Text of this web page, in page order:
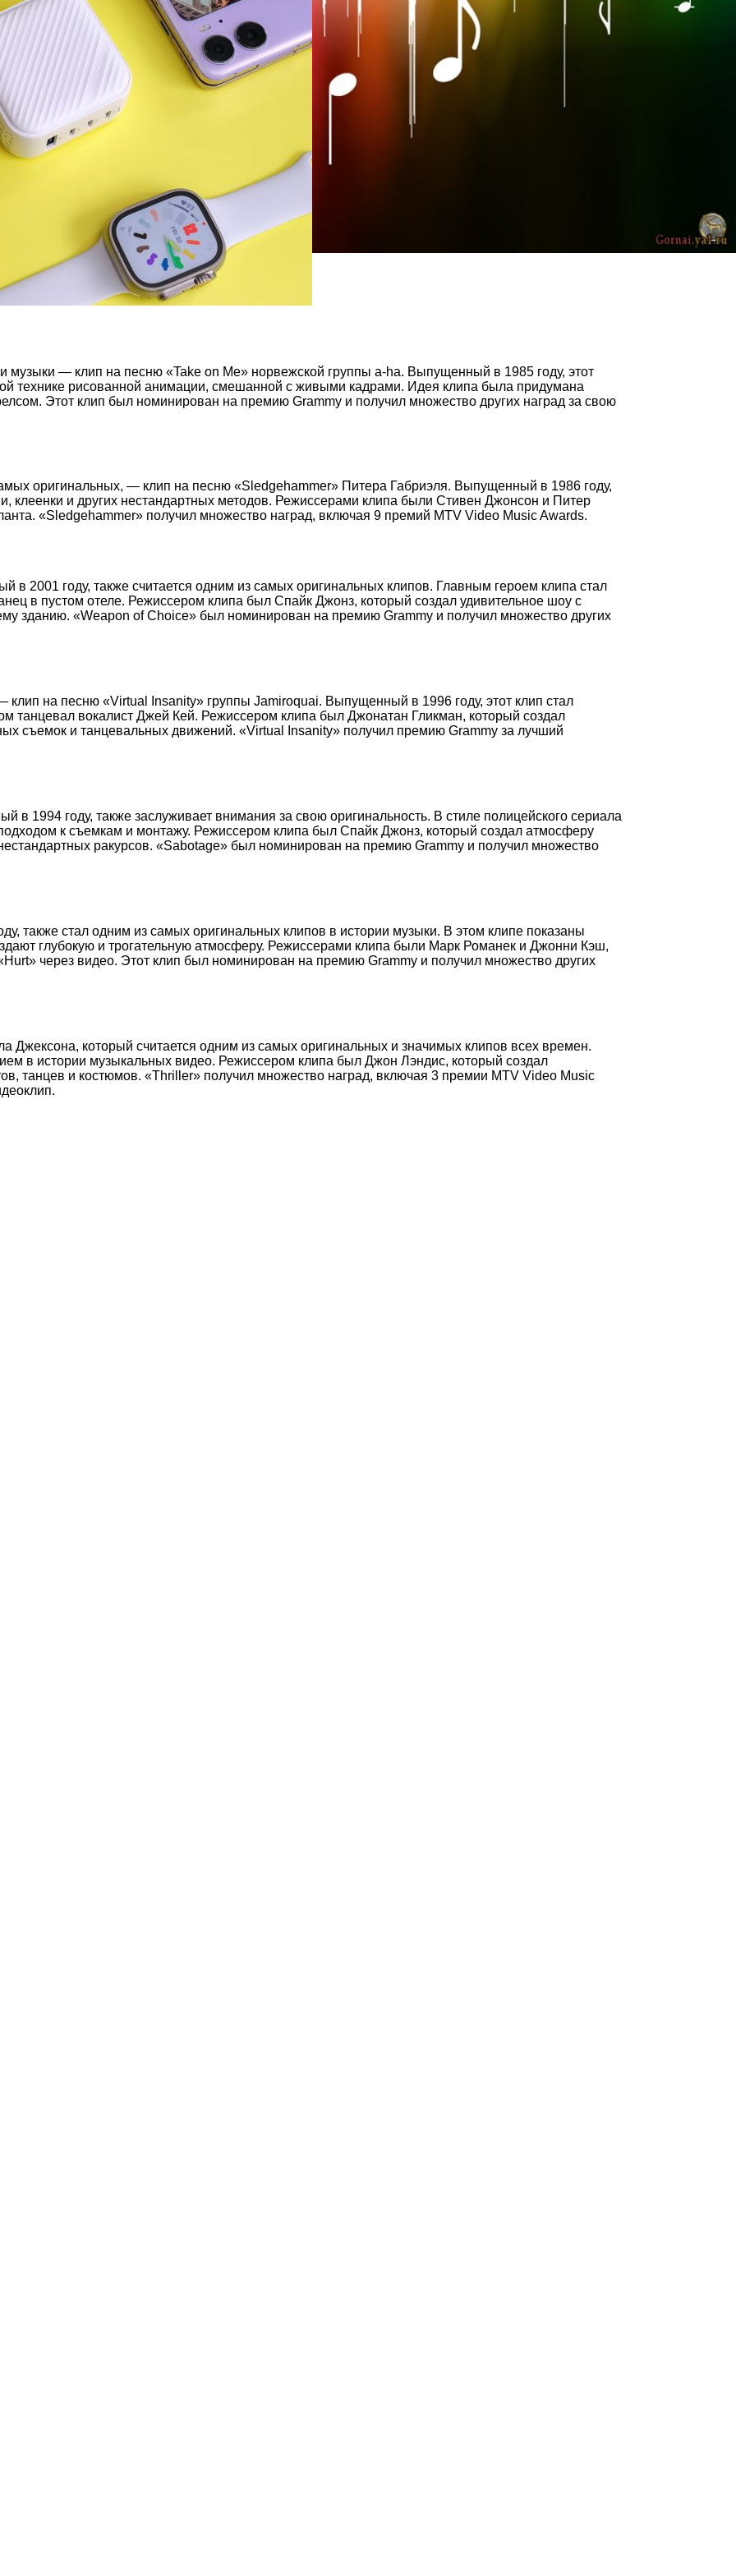
музыки — клип на песню «Take on Me» норвежской группы a-ha. Выпущенный в 1985 году, этот
технике рисованной анимации, смешанной с живыми кадрами. Идея клипа была придумана
Этот клип был номинирован на премию Grammy и получил множество других наград за свою
оригинальных, — клип на песню «Sledgehammer» Питера Габриэля. Выпущенный в 1986 году,
клеенки и других нестандартных методов. Режиссерами клипа были Стивен Джонсон и Питер
«Sledgehammer» получил множество наград, включая 9 премий MTV Video Music Awards.
2001 году, также считается одним из самых оригинальных клипов. Главным героем клипа стал
в пустом отеле. Режиссером клипа был Спайк Джонз, который создал удивительное шоу с
зданию. «Weapon of Choice» был номинирован на премию Grammy и получил множество других
на песню «Virtual Insanity» группы Jamiroquai. Выпущенный в 1996 году, этот клип стал
танцевал вокалист Джей Кей. Режиссером клипа был Джонатан Гликман, который создал
съемок и танцевальных движений. «Virtual Insanity» получил премию Grammy за лучший
1994 году, также заслуживает внимания за свою оригинальность. В стиле полицейского сериала
к съемкам и монтажу. Режиссером клипа был Спайк Джонз, который создал атмосферу
ракурсов. «Sabotage» был номинирован на премию Grammy и получил множество
также стал одним из самых оригинальных клипов в истории музыки. В этом клипе показаны
глубокую и трогательную атмосферу. Режиссерами клипа были Марк Романек и Джонни Кэш,
через видео. Этот клип был номинирован на премию Grammy и получил множество других
Джексона, который считается одним из самых оригинальных и значимых клипов всех времен.
в истории музыкальных видео. Режиссером клипа был Джон Лэндис, который создал
танцев и костюмов. «Thriller» получил множество наград, включая 3 премии MTV Video Music